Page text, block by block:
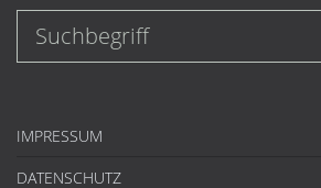
IMPRESSUM
DATENSCHUTZ